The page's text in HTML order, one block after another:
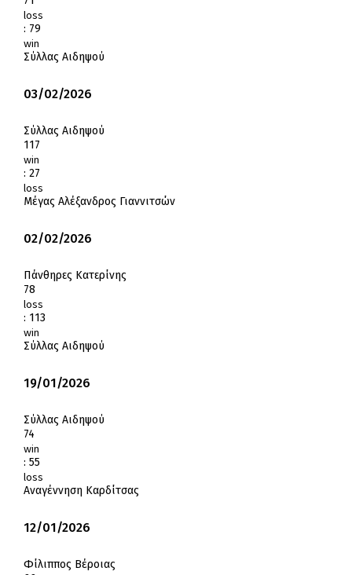
loss
: 79
win
Σύλλας Αιδηψού
03/02/2026
Σύλλας Αιδηψού
117
win
: 27
loss
Μέγας Αλέξανδρος Γιαννιτσών
02/02/2026
Πάνθηρες Κατερίνης
78
loss
: 113
win
Σύλλας Αιδηψού
19/01/2026
Σύλλας Αιδηψού
74
win
: 55
loss
Αναγέννηση Καρδίτσας
12/01/2026
Φίλιππος Βέροιας